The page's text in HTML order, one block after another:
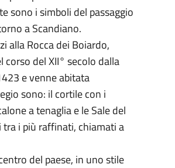
sono i simboli del passaggio
a Scandiano.
alla Rocca dei Boiardo,
del XII° secolo dalla
e venne abitata
sono: il cortile con i
a tenaglia e le Sale del
i più raffinati, chiamati a
del paese, in uno stile